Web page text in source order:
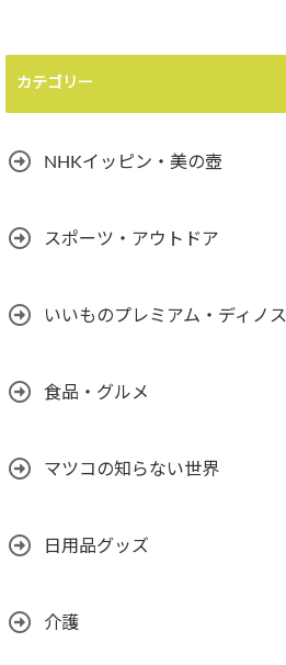
カテゴリー
NHKイッピン・美の壺
スポーツ・アウトドア
いいものプレミアム・ディノス
食品・グルメ
マツコの知らない世界
日用品グッズ
介護